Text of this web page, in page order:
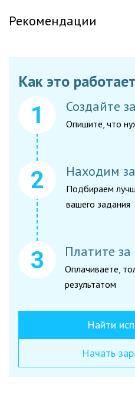
Рекомендации
Как это
Создайте
Опишите, что
Находим
Подбираем
вашего задания
Платите за
Оплачиваете,
результатом
Найти
Начать